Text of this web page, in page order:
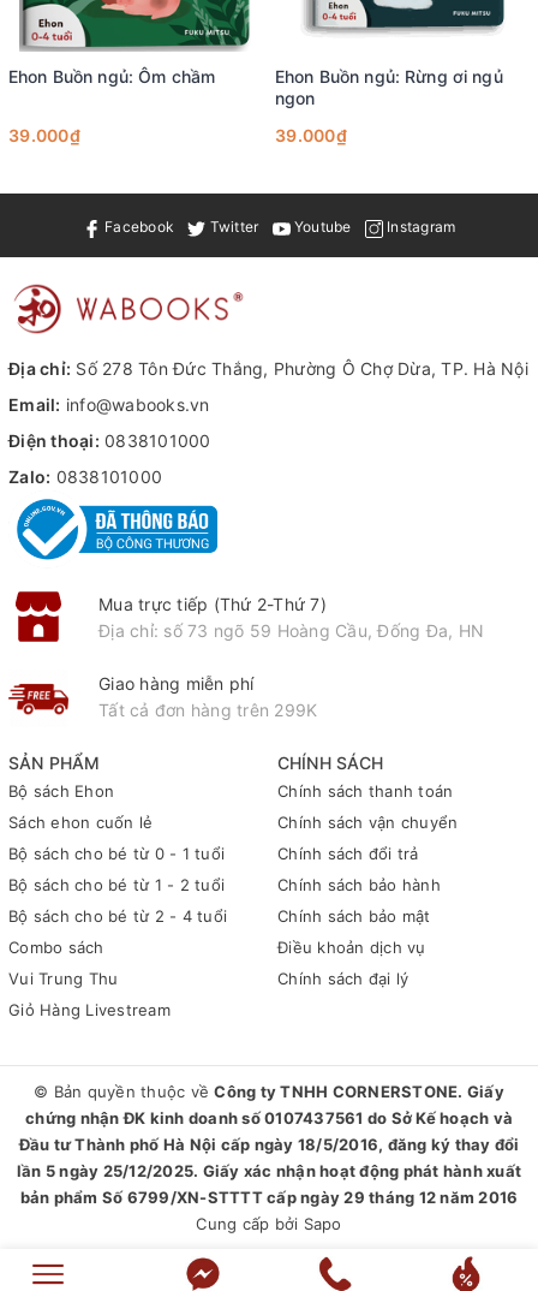
Ehon Buồn ngủ: Ôm chầm
39.000₫
Ehon Buồn ngủ: Rừng ơi ngủ
ngon
39.000₫
Facebook Twitter Youtube Instagram
SẢN PHẨM
Bộ sách Ehon
Sách ehon cuốn lẻ
Bộ sách cho bé từ 0 - 1 tuổi
Bộ sách cho bé từ 1 - 2 tuổi
Bộ sách cho bé từ 2 - 4 tuổi
Combo sách
Vui Trung Thu
Giỏ Hàng Livestream
CHÍNH SÁCH
Chính sách thanh toán
Chính sách vận chuyển
Chính sách đổi trả
Chính sách bảo hành
Chính sách bảo mật
Điều khoản dịch vụ
Chính sách đại lý
Địa chỉ: Số 278 Tôn Đức Thắng, Phường Ô Chợ Dừa, TP. Hà Nội
Email: info@wabooks.vn
Điện thoại: 0838101000
Zalo: 0838101000
Mua trực tiếp (Thứ 2-Thứ 7)
Địa chỉ: số 73 ngõ 59 Hoàng Cầu, Đống Đa, HN
Giao hàng miễn phí
Tất cả đơn hàng trên 299K
© Bản quyền thuộc vềCông ty TNHH CORNERSTONE. Giấy
chứng nhận ĐK kinh doanh số 0107437561 do Sở Kế hoạch và
Đầu tư Thành phố Hà Nội cấp ngày 18/5/2016, đăng ký thay đổi
lần 5 ngày 25/12/2025. Giấy xác nhận hoạt động phát hành xuất
bản phẩm Số 6799/XN-STTTT cấp ngày 29 tháng 12 năm 2016
Cung cấp bởi Sapo